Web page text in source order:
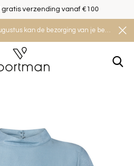
Let op! Tussen 29 juli en 8 augustus kan de bezorging van je bestelling iets langer duren. Houd rekening met een levertijd van 2 tot 4 werkdagen.
verzending vanaf €100